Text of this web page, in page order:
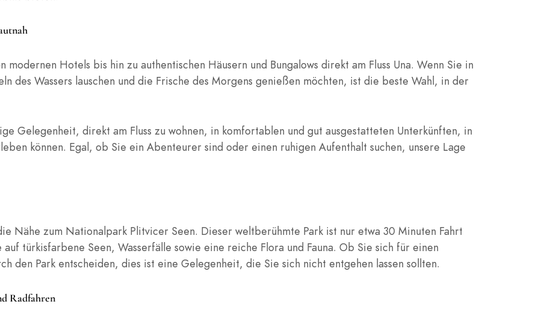
Hotels bis hin zu authentischen Häusern und Bungalows direkt am Fluss Una. Wenn Sie in
des Wassers lauschen und die Frische des Morgens genießen möchten, ist die beste Wahl, in der
Gelegenheit, direkt am Fluss zu wohnen, in komfortablen und gut ausgestatteten Unterkünften, in
können. Egal, ob Sie ein Abenteurer sind oder einen ruhigen Aufenthalt suchen, unsere Lage
Nähe zum Nationalpark Plitvicer Seen. Dieser weltberühmte Park ist nur etwa 30 Minuten Fahrt
türkisfarbene Seen, Wasserfälle sowie eine reiche Flora und Fauna. Ob Sie sich für einen
den Park entscheiden, dies ist eine Gelegenheit, die Sie sich nicht entgehen lassen sollten.
Radfahren